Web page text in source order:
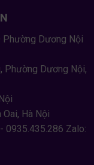
Dương Nội
Phường Dương Nội,
Hà Nội
0935.435.286 Zalo: